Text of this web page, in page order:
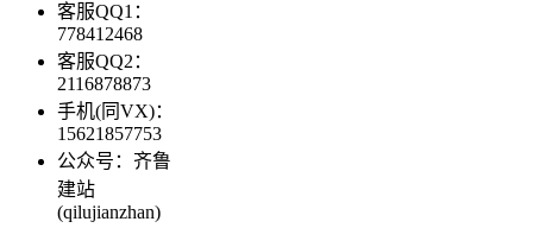
客服QQ1：
778412468
客服QQ2：
2116878873
手机(同VX)：
15621857753
公众号：齐鲁
建站
(qilujianzhan)